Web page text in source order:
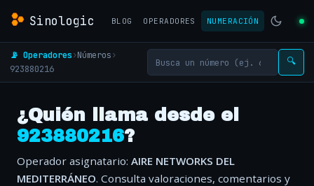
Sinologic BLOG OPERADORES NUMERACIÓN
📡 Operadores›Números›
923880216
🔍
¿Quién llama desde el
923880216?
Operador asignatario: AIRE NETWORKS DEL
MEDITERRÁNEO. Consulta valoraciones, comentarios y